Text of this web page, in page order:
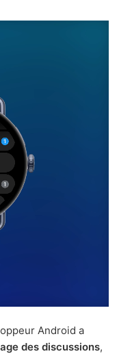
Android a
des discussions,